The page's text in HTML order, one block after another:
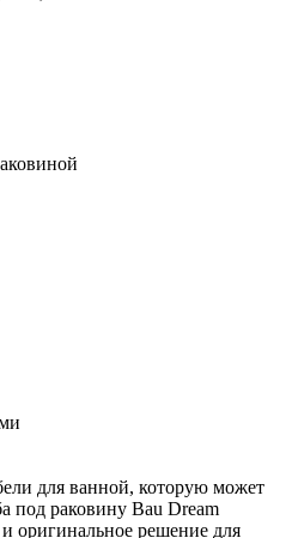
для ванной, которую может
под раковину Bau Dream
оригинальное решение для